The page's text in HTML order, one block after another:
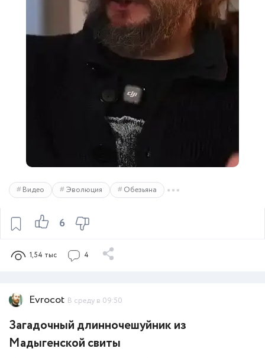
6
Видео Эволюция Обезьяна
1,54 тыс 4
Evrocot В среду в 09:50
Загадочный длинночешуйник из
Мадыгенской свиты